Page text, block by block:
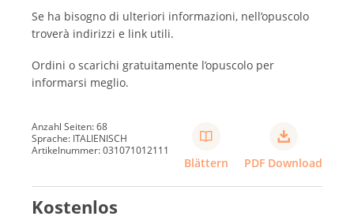
Se ha bisogno di ulteriori informazioni, nell’opuscolo
troverà indirizzi e link utili.
Ordini o scarichi gratuitamente l’opuscolo per
informarsi meglio.
Anzahl Seiten: 68
Sprache: ITALIENISCH
Artikelnummer: 031071012111
Blättern PDF Download
Kostenlos